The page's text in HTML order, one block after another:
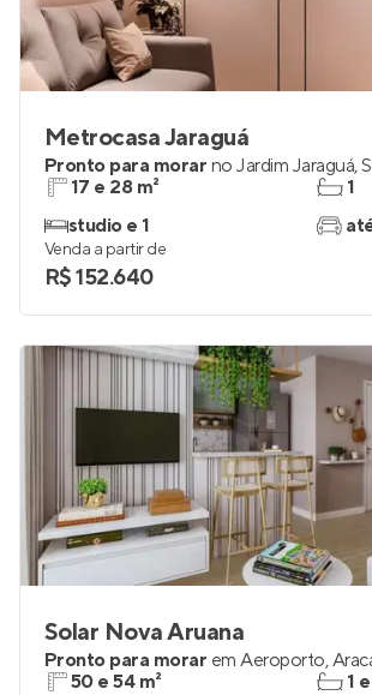
Metrocasa Jaraguá
Pronto para morar no Jardim Jaraguá,
17 e 28 m²
studio e 1
1
Venda a partir de
R$ 152.640
Solar Nova Aruana
Pronto para morar em Aeroporto,
50 e 54 m²
1